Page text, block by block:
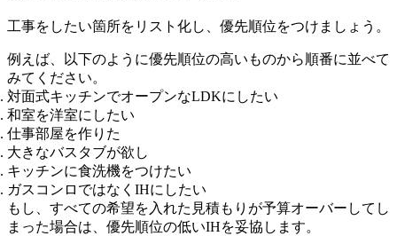
工事をしたい箇所をリスト化し、優先順位をつけましょう。
例えば、以下のように優先順位の高いものから順番に並べて
みてください。
対面式キッチンでオープンなLDKにしたい
和室を洋室にしたい
仕事部屋を作りた
大きなバスタブが欲し
キッチンに食洗機をつけたい
ガスコンロではなくIHにしたい
もし、すべての希望を入れた見積もりが予算オーバーしてし
まった場合は、優先順位の低いIHを妥協します。